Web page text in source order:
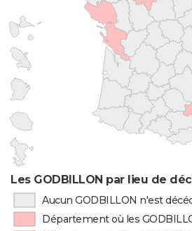
Les GODBILLON par lieu de
Aucun GODBILLON n'est
Département où les